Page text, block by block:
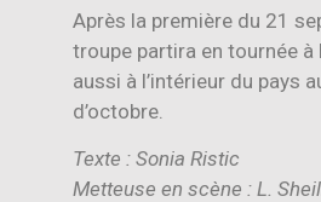
Après la première du 21
troupe partira en tournée à
aussi à l’intérieur du pays
d’octobre.
Texte : Sonia Ristic
Metteuse en scène : L.